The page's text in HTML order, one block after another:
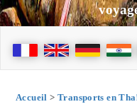
Accueil > Transports en